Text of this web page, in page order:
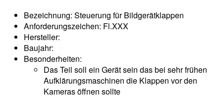
Bezeichnung: Steuerung für Bildgerätklappen
Anforderungszeichen: Fl.XXX
Hersteller:
Baujahr:
Besonderheiten:
Das Teil soll ein Gerät sein das bei sehr frühen
Aufklärungsmaschinen die Klappen vor den
Kameras öffnen sollte